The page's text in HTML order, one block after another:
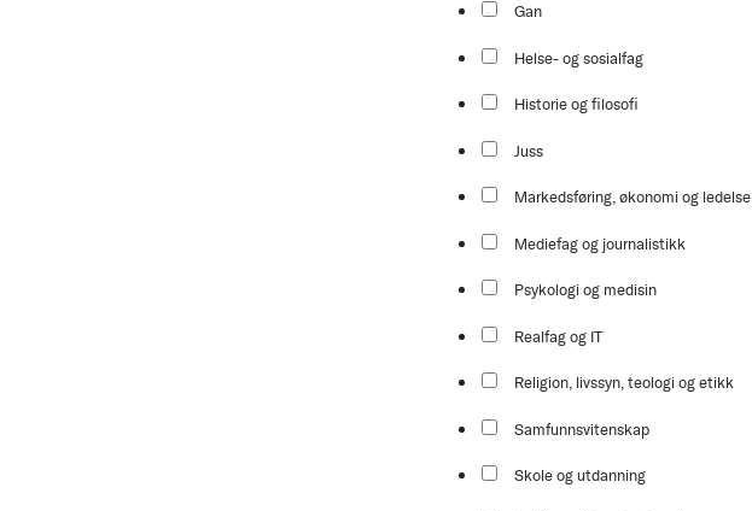
Gan
Helse- og sosialfag
Historie og filosofi
Juss
Markedsføring, økonomi og ledelse
Mediefag og journalistikk
Psykologi og medisin
Realfag og IT
Religion, livssyn, teologi og etikk
Samfunnsvitenskap
Skole og utdanning